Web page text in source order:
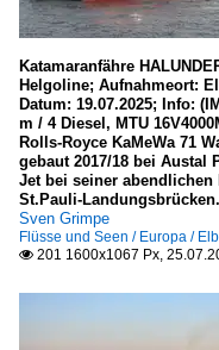
Katamaranfähre
Helgoline; Aufnahmeort:
Datum: 19.07.2025; Info:
m / 4 Diesel, MTU
Rolls-Royce KaMeWa 71
gebaut 2017/18 bei
Jet bei seiner
St.Pauli-Landungsbrücken.
Sven Grimpe
Flüsse und Seen / Europa /
 201 1600x1067 Px,